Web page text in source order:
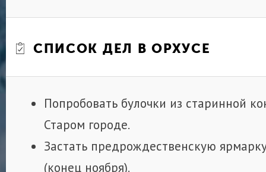
СПИСОК ДЕЛ В ОРХУСЕ
Попробовать булочки из старинной
Старом городе.
Застать предрождественскую
(конец ноября).